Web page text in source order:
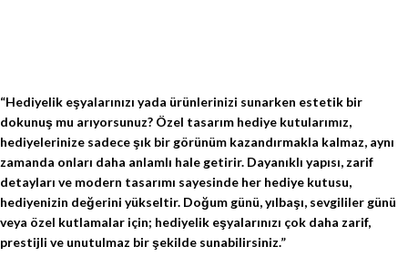
“Hediyelik eşyalarınızı yada ürünlerinizi sunarken estetik bir
dokunuş mu arıyorsunuz? Özel tasarım hediye kutularımız,
hediyelerinize sadece şık bir görünüm kazandırmakla kalmaz, aynı
zamanda onları daha anlamlı hale getirir. Dayanıklı yapısı, zarif
detayları ve modern tasarımı sayesinde her hediye kutusu,
hediyenizin değerini yükseltir. Doğum günü, yılbaşı, sevgililer günü
veya özel kutlamalar için; hediyelik eşyalarınızı çok daha zarif,
prestijli ve unutulmaz bir şekilde sunabilirsiniz.”